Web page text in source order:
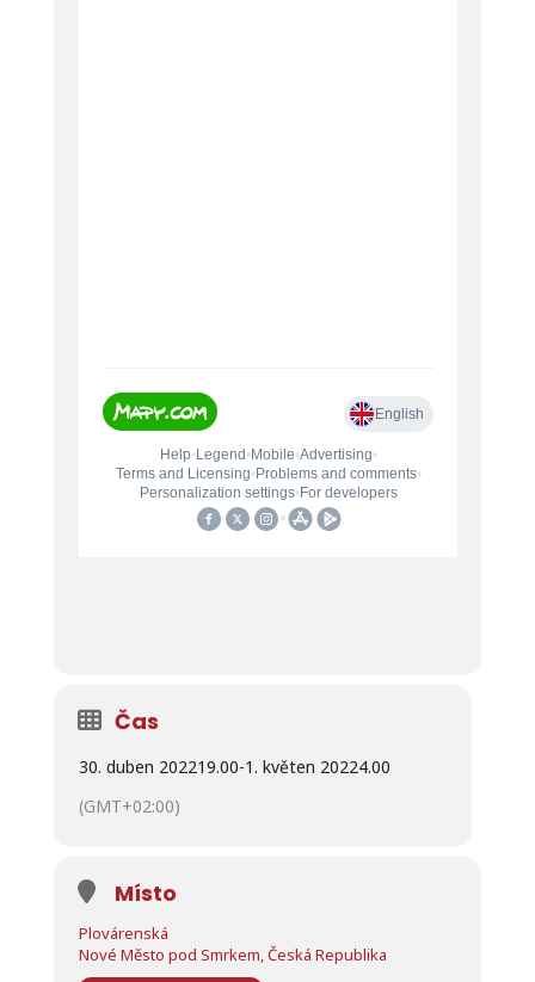
Čas
30. duben 202219.00-1. květen 20224.00
(GMT+02:00)
Místo
Plovárenská
Nové Město pod Smrkem, Česká Republika